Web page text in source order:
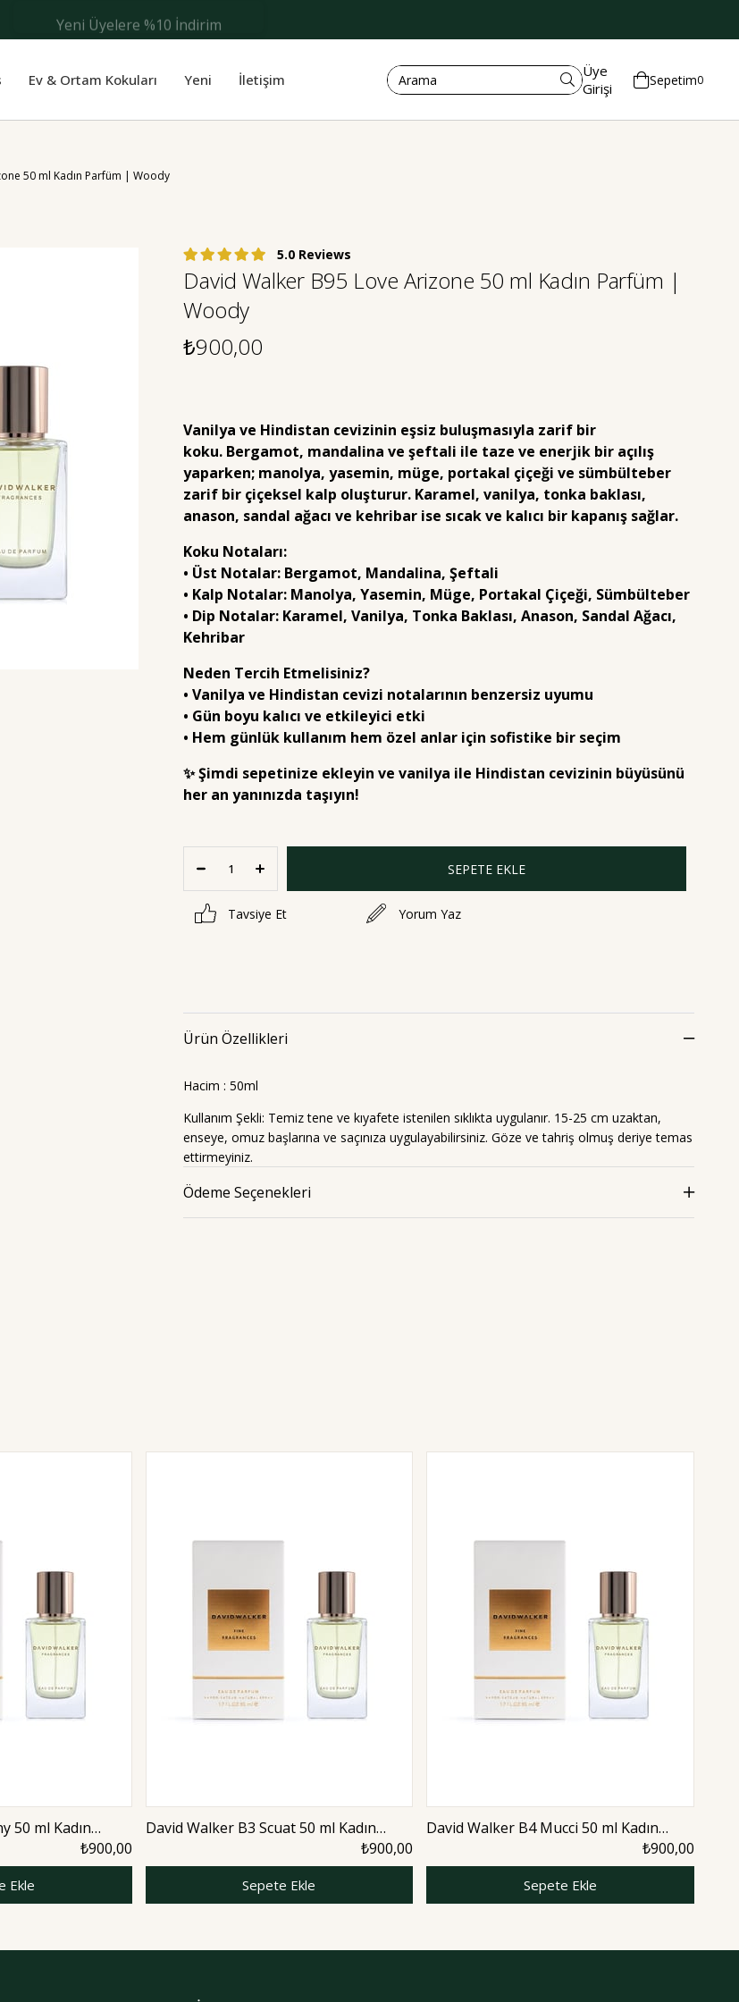
Yeni Üyelere %10 İndirim
Ev & Ortam Kokuları Yeni İletişim
Üye
Girişi
Sepetim0
50 ml Kadın Parfüm | Woody
5.0
David Walker B95 Love Arizone 50 ml Kadın Parfüm |
Woody
₺900,00
Vanilya ve Hindistan cevizinin eşsiz buluşmasıyla zarif bir
koku. Bergamot, mandalina ve şeftali ile taze ve enerjik bir açılış
yaparken; manolya, yasemin, müge, portakal çiçeği ve sümbülteber
zarif bir çiçeksel kalp oluşturur. Karamel, vanilya, tonka baklası,
anason, sandal ağacı ve kehribar ise sıcak ve kalıcı bir kapanış sağlar.
Koku Notaları:
• Üst Notalar: Bergamot, Mandalina, Şeftali
• Kalp Notalar: Manolya, Yasemin, Müge, Portakal Çiçeği, Sümbülteber
• Dip Notalar: Karamel, Vanilya, Tonka Baklası, Anason, Sandal Ağacı,
Kehribar
Neden Tercih Etmelisiniz?
• Vanilya ve Hindistan cevizi notalarının benzersiz uyumu
• Gün boyu kalıcı ve etkileyici etki
• Hem günlük kullanım hem özel anlar için sofistike bir seçim
✨Şimdi sepetinize ekleyin ve vanilya ile Hindistan cevizinin büyüsünü
her an yanınızda taşıyın!
Tavsiye Et Yorum Yaz
Ürün Özellikleri
Hacim : 50ml
Kullanım Şekli: Temiz tene ve kıyafete istenilen sıklıkta uygulanır. 15-25 cm uzaktan,
enseye, omuz başlarına ve saçınıza uygulayabilirsiniz. Göze ve tahriş olmuş deriye temas
ettirmeyiniz.
Ödeme Seçenekleri
50 ml Kadın
₺900,00
Ekle
David Walker B3 Scuat 50 ml Kadın
₺900,00
Sepete Ekle
David Walker B4 Mucci 50 ml Kadın
₺900,00
Sepete Ekle